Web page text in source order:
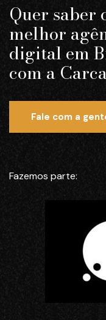
Quer saber
melhor
digital em
com a
Fale com a
Fazemos parte: